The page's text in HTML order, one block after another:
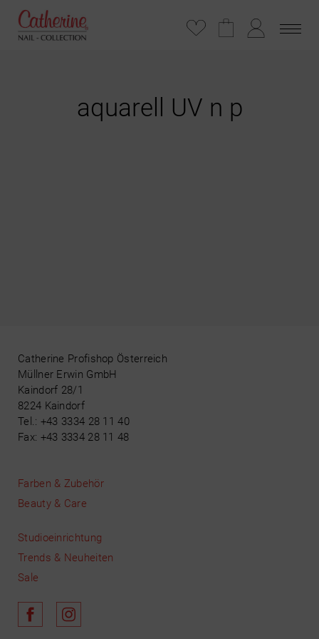
aquarell UV n p
Catherine Profishop Österreich
Müllner Erwin GmbH
Kaindorf 28/1
8224 Kaindorf
Tel.: +43 3334 28 11 40
Fax: +43 3334 28 11 48
Farben & Zubehör
Beauty & Care
Studioeinrichtung
Trends & Neuheiten
Sale